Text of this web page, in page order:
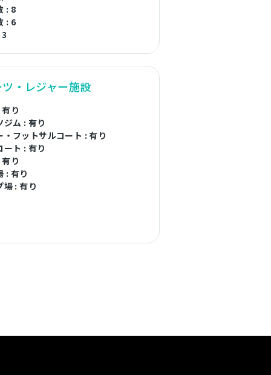
: 8
: 6
・レジャー施設
り
ジム : 有り
・フットサルコート : 有り
ート : 有り
り
: 有り
場 : 有り